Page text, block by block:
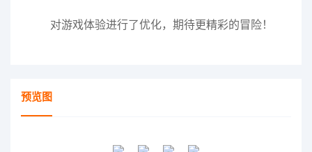
对游戏体验进行了优化，期待更精彩的冒险！
预览图